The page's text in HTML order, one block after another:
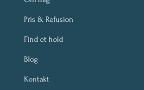
Pris & Refusion
Find et hold
Blog
Kontakt